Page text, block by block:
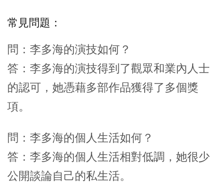
常見問題：
問：李多海的演技如何？
答：李多海的演技得到了觀眾和業內人士
的認可，她憑藉多部作品獲得了多個獎
項。
問：李多海的個人生活如何？
答：李多海的個人生活相對低調，她很少
公開談論自己的私生活。